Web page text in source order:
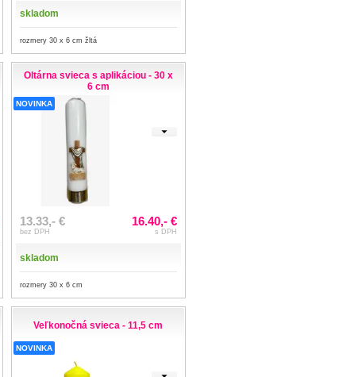
skladom
rozmery 30 x 6 cm žltá
Oltárna svieca s aplikáciou - 30 x
6 cm
NOVINKA
13.33,- €
bez DPH
16.40,- €
s DPH
skladom
rozmery 30 x 6 cm
Veľkonočná svieca - 11,5 cm
NOVINKA